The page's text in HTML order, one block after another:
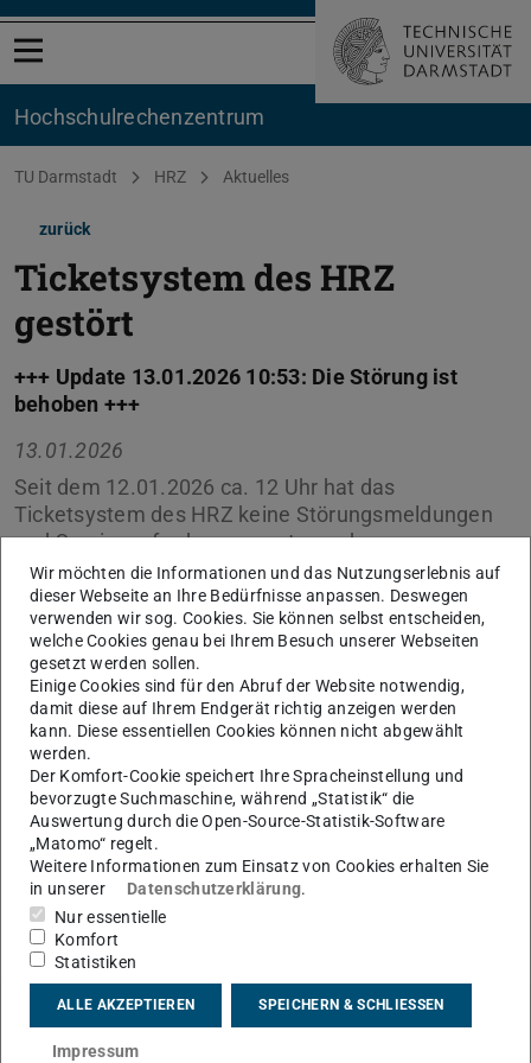
Menü öffnen
Hochschul­rechenzentrum
Sie befinden sich hier:
TU Darmstadt HRZ Aktuelles
zurück
Ticketsystem des HRZ
gestört
+++ Update 13.01.2026 10:53: Die Störung ist
behoben +++
13.01.2026
Seit dem 12.01.2026 ca. 12 Uhr hat das
Ticketsystem des HRZ keine Störungsmeldungen
und Serviceanforderungen etc. mehr angenommen.
Die betrifft sowohl Eingaben in die Webformulare
des HRZ wie auch direkte Sendungen an die
Support-E-Mail-Adressen. Nach jetzigem
Erkenntnisstand sind die Anfragen jedoch nicht
verloren, sondern können bearbeitet werden,
sobald die Störung behoben ist.
KONTAKT
Wir möchten die Informationen und das Nutzungserlebnis auf
dieser Webseite an Ihre Bedürfnisse anpassen. Deswegen
verwenden wir sog. Cookies. Sie können selbst entscheiden,
welche Cookies genau bei Ihrem Besuch unserer Webseiten
gesetzt werden sollen.
Einige Cookies sind für den Abruf der Website notwendig,
damit diese auf Ihrem Endgerät richtig anzeigen werden
kann. Diese essentiellen Cookies können nicht abgewählt
werden.
Der Komfort-Cookie speichert Ihre Spracheinstellung und
bevorzugte Suchmaschine, während „Statistik“ die
Auswertung durch die Open-Source-Statistik-Software
„Matomo“ regelt.
Weitere Informationen zum Einsatz von Cookies erhalten Sie
in unserer
Datenschutzerklärung.
Nur essentielle
Komfort
Statistiken
ALLE AKZEPTIEREN SPEICHERN & SCHLIESSEN
Impressum